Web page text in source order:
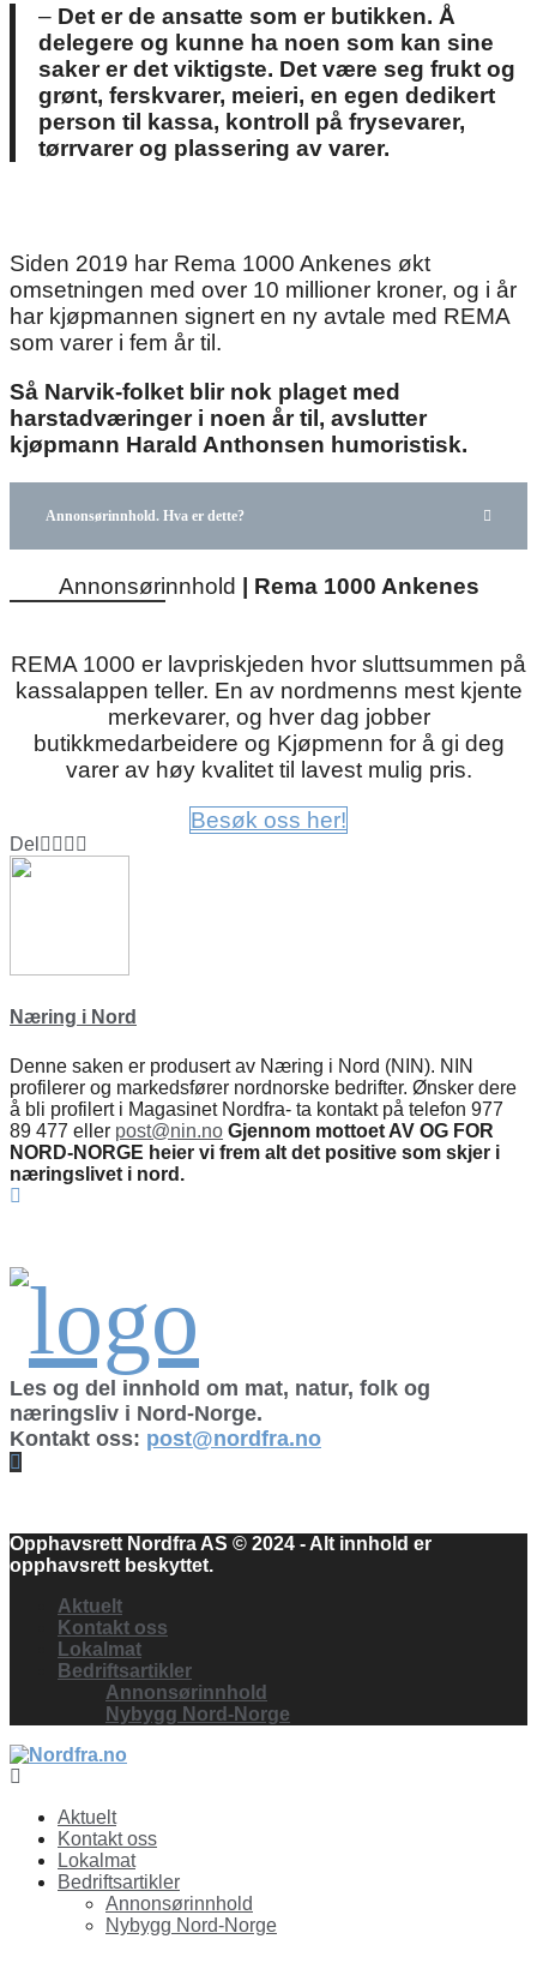
– Det er de ansatte som er butikken. Å
delegere og kunne ha noen som kan sine
saker er det viktigste. Det være seg frukt og
grønt, ferskvarer, meieri, en egen dedikert
person til kassa, kontroll på frysevarer,
tørrvarer og plassering av varer.
Siden 2019 har Rema 1000 Ankenes økt
omsetningen med over 10 millioner kroner, og i år
har kjøpmannen signert en ny avtale med REMA
som varer i fem år til.
Så Narvik-folket blir nok plaget med
harstadværinger i noen år til, avslutter
kjøpmann Harald Anthonsen humoristisk.
Annonsørinnhold. Hva er dette?
Annonsørinnhold Rema 1000 Ankenes
REMA 1000 er lavpriskjeden hvor sluttsummen på
kassalappen teller. En av nordmenns mest kjente
merkevarer, og hver dag jobber
butikkmedarbeidere og Kjøpmenn for å gi deg
varer av høy kvalitet til lavest mulig pris.
Besøk oss her!
Del
Næring i Nord
Denne saken er produsert av Næring i Nord (NIN). NIN
profilerer og markedsfører nordnorske bedrifter. Ønsker dere
å bli profilert i Magasinet Nordfra- ta kontakt på telefon 977
89 477 eller post@nin.no Gjennom mottoet AV OG FOR
NORD-NORGE heier vi frem alt det positive som skjer i
næringslivet i nord.
Les og del innhold om mat, natur, folk og
næringsliv i Nord-Norge.
Kontakt oss: post@nordfra.no
Opphavsrett Nordfra AS © 2024 - Alt innhold er
opphavsrett beskyttet.
Aktuelt
Kontakt oss
Lokalmat
Bedriftsartikler
Annonsørinnhold
Nybygg Nord-Norge
Aktuelt
Kontakt oss
Lokalmat
Bedriftsartikler
Annonsørinnhold
Nybygg Nord-Norge